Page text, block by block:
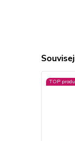
TOP